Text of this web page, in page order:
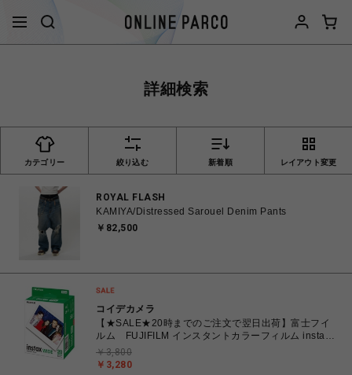
詳細検索
カテゴリー 絞り込む 新着順 レイアウト変更
ROYAL FLASH
KAMIYA/Distressed Sarouel Denim Pants
￥82,500
コイデカメラ
【★SALE★20時までのご注文で翌日出荷】富士フイ
ルム FUJIFILM インスタントカラーフィルム instax
WIDE ワイド 2パック(10枚入×2) INSTAXWIDEWW2
￥3,280
￥3,800